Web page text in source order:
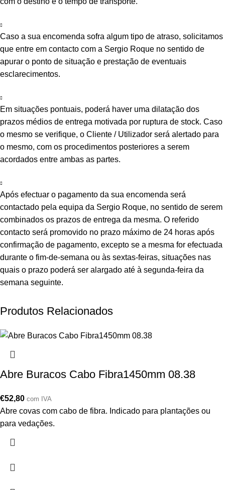
Caso a sua encomenda sofra algum tipo de atraso, solicitamos
que entre em contacto com a Sergio Roque no sentido de
apurar o ponto de situação e prestação de eventuais
esclarecimentos.
Em situações pontuais, poderá haver uma dilatação dos
prazos médios de entrega motivada por ruptura de stock. Caso
o mesmo se verifique, o Cliente / Utilizador será alertado para
o mesmo, com os procedimentos posteriores a serem
acordados entre ambas as partes.
Após efectuar o pagamento da sua encomenda será
contactado pela equipa da Sergio Roque, no sentido de serem
combinados os prazos de entrega da mesma. O referido
contacto será promovido no prazo máximo de 24 horas após
confirmação de pagamento, excepto se a mesma for efectuada
durante o fim-de-semana ou às sextas-feiras, situações nas
quais o prazo poderá ser alargado até à segunda-feira da
semana seguinte.
Produtos Relacionados
Abre Buracos Cabo Fibra1450mm 08.38
€52,80 com IVA
Abre covas com cabo de fibra. Indicado para plantações ou
para vedações.